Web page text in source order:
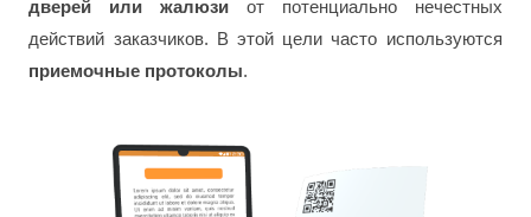
дверей или жалюзи от потенциально нечестных
действий заказчиков. В этой цели часто используются
приемочные протоколы.